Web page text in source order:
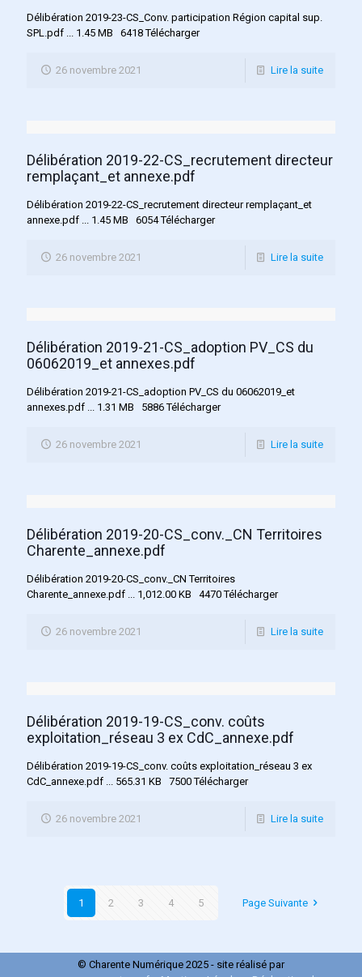
Délibération 2019-23-CS_Conv. participation Région capital sup.
SPL.pdf ... 1.45 MB 6418 Télécharger
26 novembre 2021 Lire la suite
Délibération 2019-22-CS_recrutement directeur
remplaçant_et annexe.pdf
Délibération 2019-22-CS_recrutement directeur remplaçant_et
annexe.pdf ... 1.45 MB 6054 Télécharger
26 novembre 2021 Lire la suite
Délibération 2019-21-CS_adoption PV_CS du
06062019_et annexes.pdf
Délibération 2019-21-CS_adoption PV_CS du 06062019_et
annexes.pdf ... 1.31 MB 5886 Télécharger
26 novembre 2021 Lire la suite
Délibération 2019-20-CS_conv._CN Territoires
Charente_annexe.pdf
Délibération 2019-20-CS_conv._CN Territoires
Charente_annexe.pdf ... 1,012.00 KB 4470 Télécharger
26 novembre 2021 Lire la suite
Délibération 2019-19-CS_conv. coûts
exploitation_réseau 3 ex CdC_annexe.pdf
Délibération 2019-19-CS_conv. coûts exploitation_réseau 3 ex
CdC_annexe.pdf ... 565.31 KB 7500 Télécharger
26 novembre 2021 Lire la suite
1 2 3 4 5 Page Suivante
© Charente Numérique 2025 - site réalisé par